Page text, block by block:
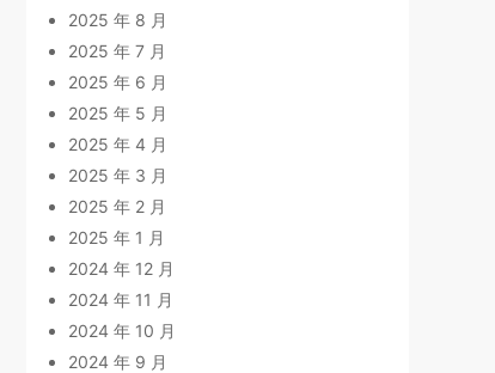
2025 年 8 月
2025 年 7 月
2025 年 6 月
2025 年 5 月
2025 年 4 月
2025 年 3 月
2025 年 2 月
2025 年 1 月
2024 年 12 月
2024 年 11 月
2024 年 10 月
2024 年 9 月